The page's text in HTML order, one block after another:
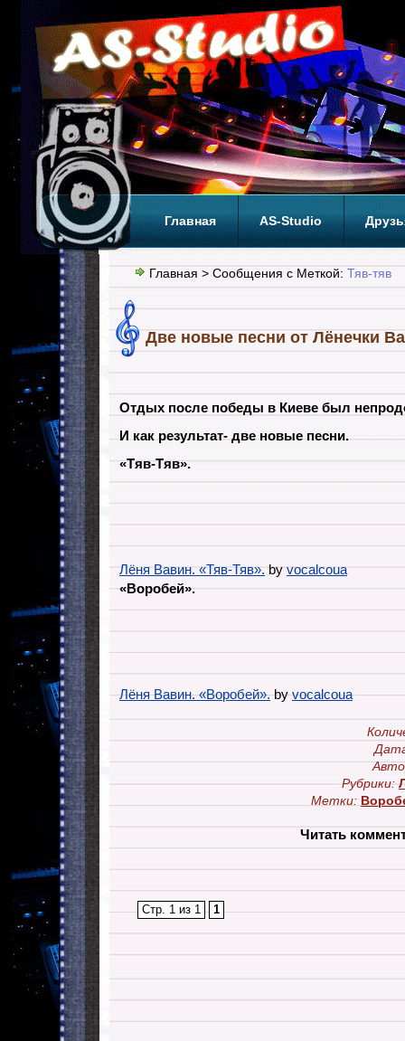
Главная AS-Studio
Теги ТОП
Главная > Сообщения с Меткой: Тяв-тяв
Две новые песни от Лёнечки
Отдых после победы в Киеве был
И как результат- две новые песни.
«Тяв-Тяв».
Лёня Вавин. «Тяв-Тяв». by vocalcoua
«Воробей».
Лёня Вавин. «Воробей».byvocalcoua
Рубрики:
Метки:
Читать
Стр. 1 из 1 1